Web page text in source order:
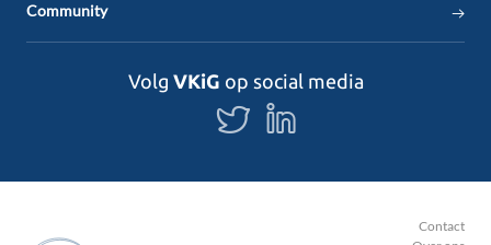
Community
Volg VKiG op social media
Volg
ons
Contact